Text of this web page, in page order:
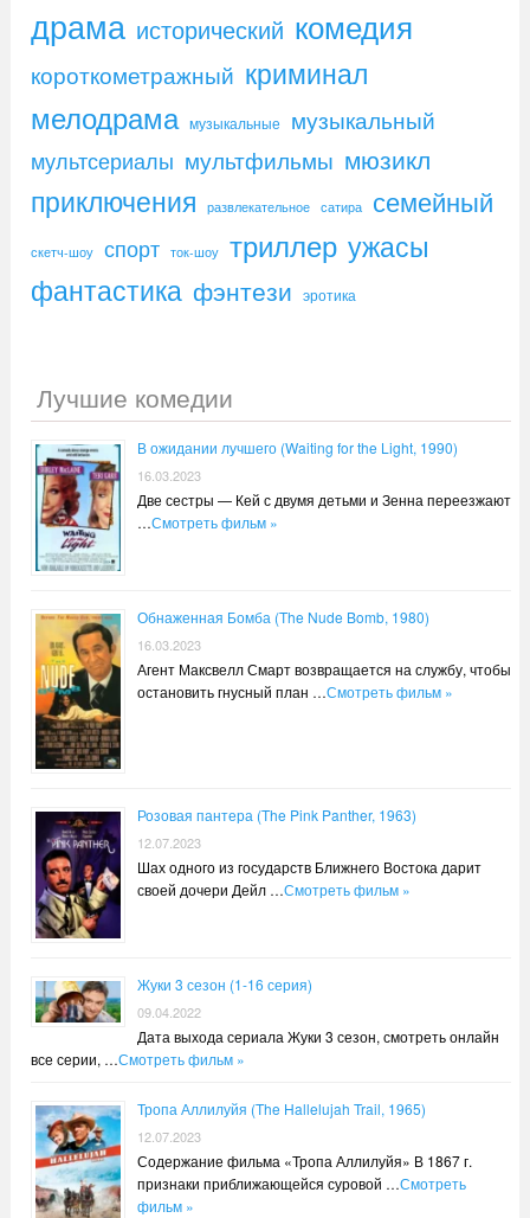
драма исторический комедия
короткометражный криминал
мелодрама музыкальные музыкальный
мультсериалы мультфильмы мюзикл
приключения развлекательное сатира семейный
скетч-шоу спорт ток-шоу триллер ужасы
фантастика фэнтези эротика
Лучшие комедии
В ожидании лучшего (Waiting for the Light, 1990)
16.03.2023
Две сестры — Кей с двумя детьми и Зенна переезжают
…Смотреть фильм »
Обнаженная Бомба (The Nude Bomb, 1980)
16.03.2023
Агент Максвелл Смарт возвращается на службу, чтобы
остановить гнусный план …Смотреть фильм »
Розовая пантера (The Pink Panther, 1963)
12.07.2023
Шах одного из государств Ближнего Востока дарит
своей дочери Дейл …Смотреть фильм »
Жуки 3 сезон (1-16 серия)
09.04.2022
Дата выхода сериала Жуки 3 сезон, смотреть онлайн
все серии, …Смотреть фильм »
Тропа Аллилуйя (The Hallelujah Trail, 1965)
12.07.2023
Содержание фильма «Тропа Аллилуйя» В 1867 г.
признаки приближающейся суровой …Смотреть
фильм »